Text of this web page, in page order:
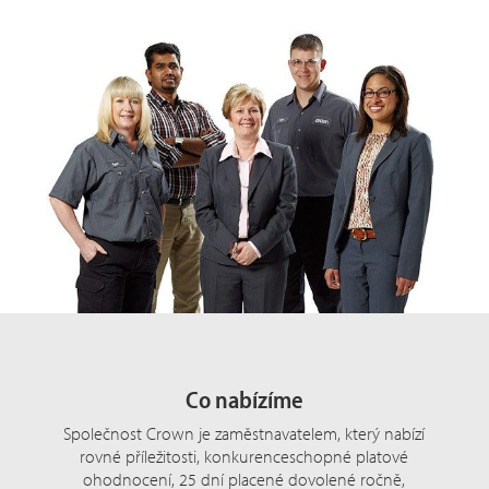
Co nabízíme
Společnost Crown je zaměstnavatelem, který nabízí
rovné příležitosti, konkurenceschopné platové
ohodnocení, 25 dní placené dovolené ročně,